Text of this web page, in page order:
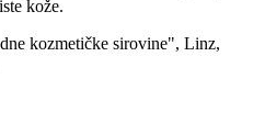
kože.
kozmetičke sirovine", Linz,